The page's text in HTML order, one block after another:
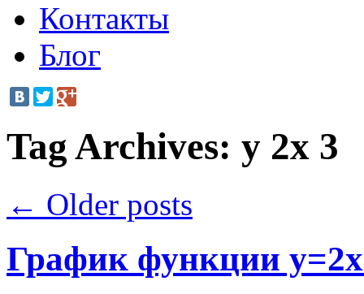
Контакты
Блог
Tag Archives: y 2x 3
← Older posts
График функции